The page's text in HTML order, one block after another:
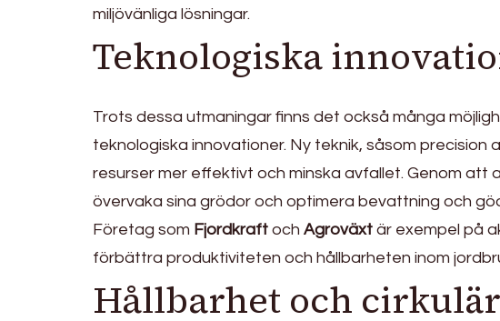
miljövänliga lösningar.
Teknologiska
Trots dessa utmaningar finns det också många
teknologiska innovationer. Ny teknik, såsom
resurser mer effektivt och minska avfallet. Genom
övervaka sina grödor och optimera bevattning och
Företag som Fjordkraft och Agroväxt är exempel på
förbättra produktiviteten och hållbarheten inom
Hållbarhet och